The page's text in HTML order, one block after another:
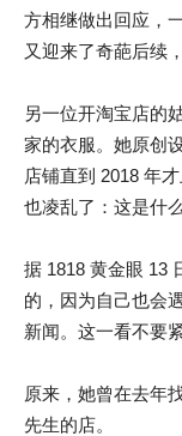
方相继做出回应，
又迎来了奇葩后续
另一位开淘宝店的
家的衣服。她原创
店铺直到 2018 年
也凌乱了：这是什
据 1818 黄金眼 13
的，因为自己也会
新闻。这一看不要
原来，她曾在去年
先生的店。